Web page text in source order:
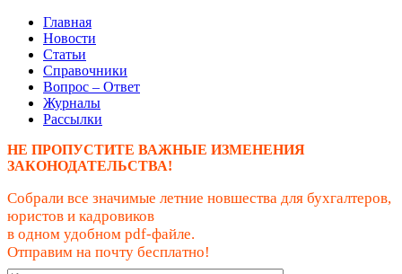
Главная
Новости
Статьи
Справочники
Вопрос – Ответ
Журналы
Рассылки
НЕ ПРОПУСТИТЕ ВАЖНЫЕ ИЗМЕНЕНИЯ
ЗАКОНОДАТЕЛЬСТВА!
Собрали все значимые летние новшества для бухгалтеров,
юристов и кадровиков
в одном удобном pdf-файле.
Отправим на почту бесплатно!